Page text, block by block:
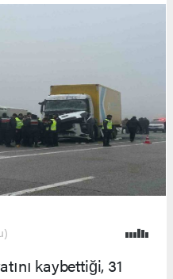
kaybettiği, 31